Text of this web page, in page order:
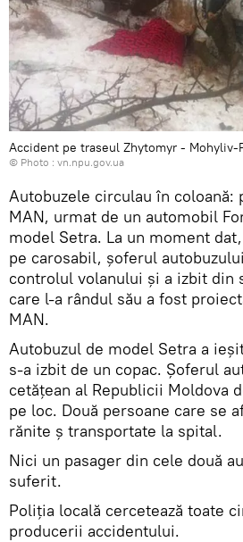
Accident pe traseul Zhytomyr - Mohyliv-
© Photo : vn.npu.gov.ua
Autobuzele circulau în
MAN, urmat de un automobil
model Setra. La un moment
pe carosabil, șoferul
controlul volanului și a izbit din
care l-a rândul său a fost
MAN.
Autobuzul de model Setra a
s-a izbit de un copac. Șoferul
cetățean al Republicii Moldova
pe loc. Două persoane care se
rănite ș transportate la spital.
Nici un pasager din cele două
suferit.
Poliția locală cercetează toate
producerii accidentului.